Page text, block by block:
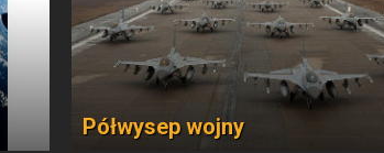
Półwysep wojny